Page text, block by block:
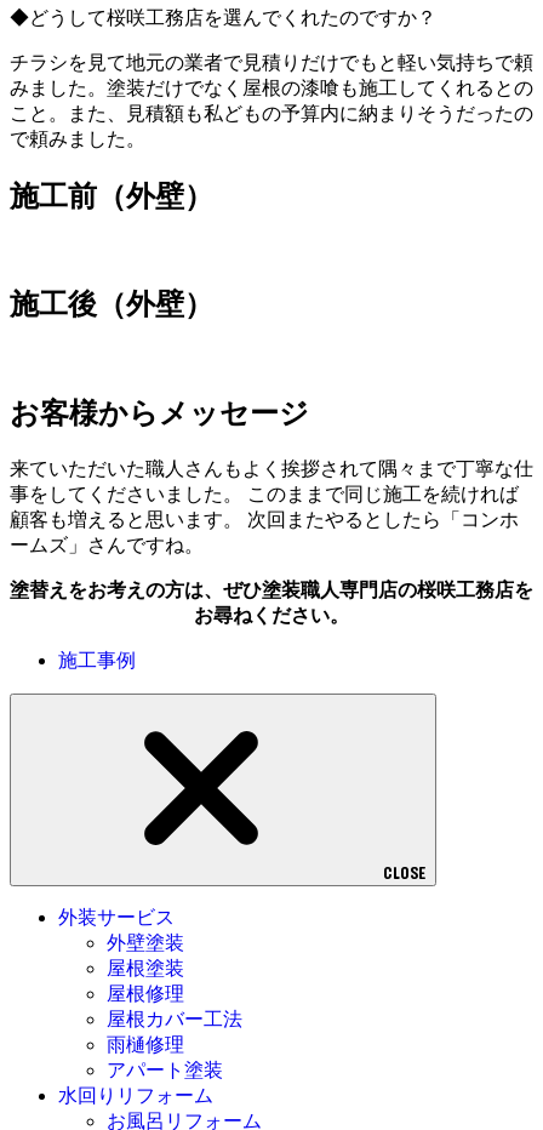
◆どうして桜咲工務店を選んでくれたのですか？
チラシを見て地元の業者で見積りだけでもと軽い気持ちで頼
みました。塗装だけでなく屋根の漆喰も施工してくれるとの
こと。また、見積額も私どもの予算内に納まりそうだったの
で頼みました。
施工前（外壁）
施工後（外壁）
お客様からメッセージ
来ていただいた職人さんもよく挨拶されて隅々まで丁寧な仕
事をしてくださいました。 このままで同じ施工を続ければ
顧客も増えると思います。 次回またやるとしたら「コンホ
ームズ」さんですね。
塗替えをお考えの方は、ぜひ塗装職人専門店の桜咲工務店を
お尋ねください。
施工事例
CLOSE
外装サービス
外壁塗装
屋根塗装
屋根修理
屋根カバー工法
雨樋修理
アパート塗装
水回りリフォーム
お風呂リフォーム